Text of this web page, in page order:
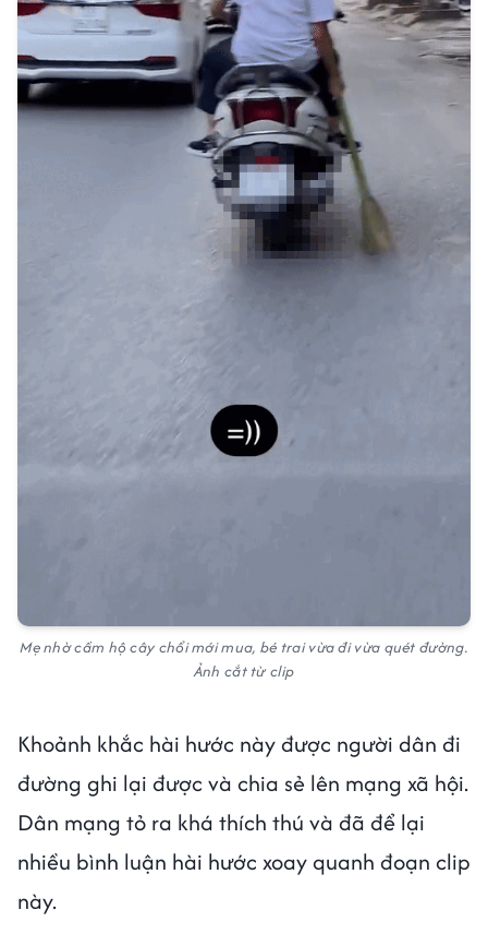
Mẹ nhờ cầm hộ cây chổi mới mua, bé trai vừa đi vừa quét đường.
Ảnh cắt từ clip
Khoảnh khắc hài hước này được người dân đi
đường ghi lại được và chia sẻ lên mạng xã hội.
Dân mạng tỏ ra khá thích thú và đã để lại
nhiều bình luận hài hước xoay quanh đoạn clip
này.